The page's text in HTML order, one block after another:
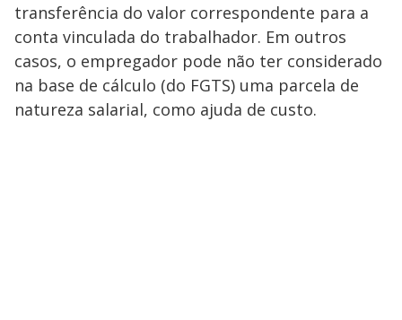
transferência do valor correspondente para a
conta vinculada do trabalhador. Em outros
casos, o empregador pode não ter considerado
na base de cálculo (do FGTS) uma parcela de
natureza salarial, como ajuda de custo.